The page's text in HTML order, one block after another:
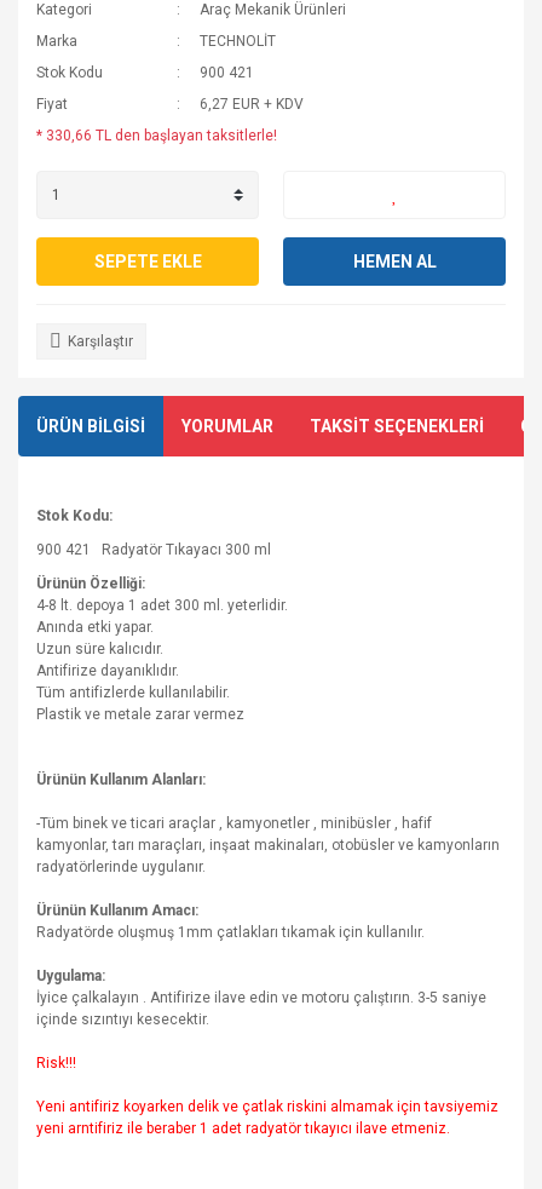
Kategori
Araç Mekanik Ürünleri
Marka
TECHNOLİT
Stok Kodu
900 421
Fiyat
6,27 EUR + KDV
* 330,66 TL den başlayan taksitlerle!
SEPETE EKLE HEMEN AL
Karşılaştır
ÜRÜN BİLGİSİ YORUMLAR TAKSİT SEÇENEKLERİ
Stok Kodu:
900 421 Radyatör Tıkayacı 300 ml
Ürünün Özelliği:
4-8 lt. depoya 1 adet 300 ml. yeterlidir.
Anında etki yapar.
Uzun süre kalıcıdır.
Antifirize dayanıklıdır.
Tüm antifizlerde kullanılabilir.
Plastik ve metale zarar vermez
Ürünün Kullanım Alanları:
-Tüm binek ve ticari araçlar , kamyonetler , minibüsler , hafif
kamyonlar, tarı maraçları, inşaat makinaları, otobüsler ve kamyonların
radyatörlerinde uygulanır.
Ürünün Kullanım Amacı:
Radyatörde oluşmuş 1mm çatlakları tıkamak için kullanılır.
Uygulama:
İyice çalkalayın . Antifirize ilave edin ve motoru çalıştırın. 3-5 saniye
içinde sızıntıyı kesecektir.
Risk!!!
Yeni antifiriz koyarken delik ve çatlak riskini almamak için tavsiyemiz
yeni arntifiriz ile beraber 1 adet radyatör tıkayıcı ilave etmeniz.